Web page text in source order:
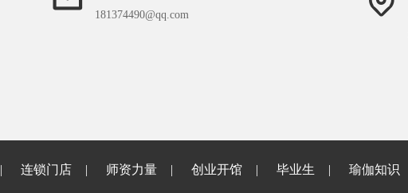
181374490@qq.com
连锁门店 师资力量 创业开馆 毕业生 瑜伽知识